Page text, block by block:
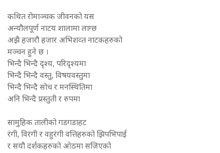
कथित रोमाञ्चक जीवनको यस
अन्यौलपूर्ण नाटय शालामा लाग्छ
अझै हजारौ हजार अभिशव्त नाटकहरुको
मञ्चन हुने छ ।
भिन्दै भिन्दै दृश्य, परिदृश्यमा
भिन्दै भिन्दै वस्तु, विषयवस्तुमा
भिन्दै भिन्दै सोच र मनस्थितिमा
अनि भिन्दै प्रस्तुती र रुपमा
सामुहिक तालीको गडगडाहट
रंगी, विरंगी र वहुरंगी वत्तिहरुको झिपभिपाई
र सयौ दर्शकहरुको ओठमा सजिएको